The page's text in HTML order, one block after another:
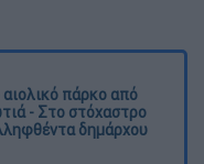
αιολικό πάρκο από
- Στο στόχαστρο
δημάρχου